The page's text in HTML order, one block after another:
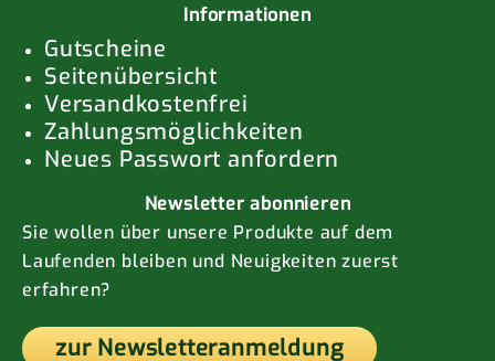
Informationen
Gutscheine
Seitenübersicht
Versandkostenfrei
Zahlungsmöglichkeiten
Neues Passwort anfordern
Newsletter abonnieren
Sie wollen über unsere Produkte auf dem
Laufenden bleiben und Neuigkeiten zuerst
erfahren?
zur Newsletteranmeldung